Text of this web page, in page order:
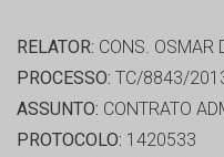
RELATOR: CONS. OSMAR
PROCESSO: TC/8843/
ASSUNTO: CONTRATO
PROTOCOLO: 1420533